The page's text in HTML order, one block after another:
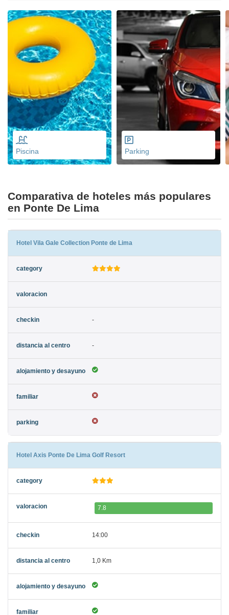
Piscina Parking
Comparativa de hoteles más populares
en Ponte De Lima
Hotel Vila Gale Collection Ponte de Lima
-
-
Hotel Axis Ponte De Lima Golf Resort
7.8
14:00
1,0 Km